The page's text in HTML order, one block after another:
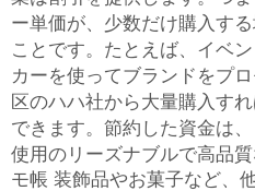
ー単価が、少数だけ購入す
ことです。たとえば、イベ
カーを使ってブランドをプ
区のハハ社から大量購入す
できます。節約した資金は、
使用のリーズナブルで高品
モ帳 装飾品やお菓子など、